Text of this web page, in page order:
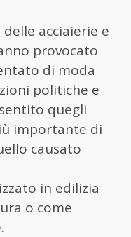
acciaierie e
provocato
di moda
politiche e
quegli
importante di
causato
o in edilizia
o come
.